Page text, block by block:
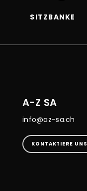
SITZBANKE
A-Z SA
info@az-sa.ch
KONTAKTIERE UNS